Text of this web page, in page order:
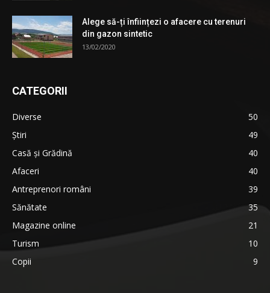
Alege să-ți înființezi o afacere cu terenuri
din gazon sintetic
13/02/2020
CATEGORII
Diverse
50
Știri
49
Casă și Grădină
40
Afaceri
40
Antreprenori români
39
Sănătate
35
Magazine online
21
Turism
10
Copii
9